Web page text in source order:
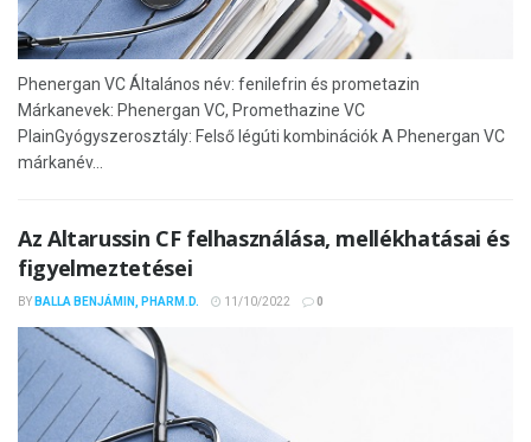
Phenergan VC Általános név: fenilefrin és prometazin
Márkanevek: Phenergan VC, Promethazine VC
PlainGyógyszerosztály: Felső légúti kombinációk A Phenergan VC
márkanév...
Az Altarussin CF felhasználása, mellékhatásai és
figyelmeztetései
BY BALLA BENJÁMIN, PHARM.D. 11/10/2022 0